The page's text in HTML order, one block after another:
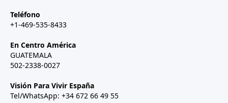
Teléfono
+1-469-535-8433
En Centro América
GUATEMALA
502-2338-0027
Visión Para Vivir España
Tel/WhatsApp: +34 672 66 49 55